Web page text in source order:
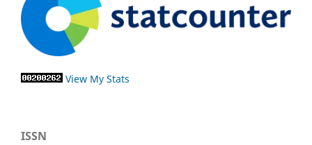
View My Stats
ISSN